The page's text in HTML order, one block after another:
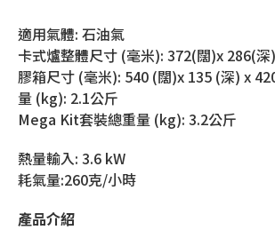
適用氣體: 石油氣
卡式爐整體尺寸 (毫米): 372(闊)x 286(
膠箱尺寸 (毫米): 540 (闊)x 135 (深) x
量 (kg): 2.1公斤
Mega Kit套裝總重量 (kg): 3.2公斤
熱量輸入: 3.6 kW
耗氣量:260克/小時
產品介紹